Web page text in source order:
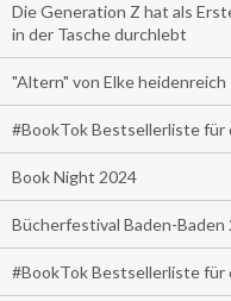
Die Generation Z hat als
in der Tasche durchlebt
"Altern" von Elke heidenreich
#BookTok Bestsellerliste für
Book Night 2024
Bücherfestival Baden-Baden
#BookTok Bestsellerliste für